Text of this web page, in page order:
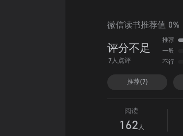
微信读书推荐值 0%
评分不足
7人点评
推荐
一般
不行
推荐(7)
阅读
162 人